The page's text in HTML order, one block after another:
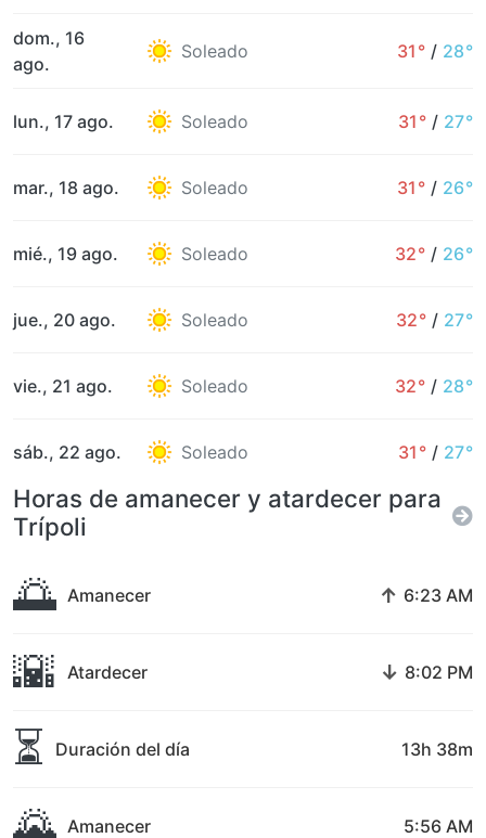
dom., 16
ago.
Soleado 31° / 28°
lun., 17 ago. Soleado 31° / 27°
mar., 18 ago. Soleado 31° / 26°
mié., 19 ago. Soleado 32° / 26°
jue., 20 ago. Soleado 32° / 27°
vie., 21 ago. Soleado 32° / 28°
sáb., 22 ago. Soleado 31° / 27°
Horas de amanecer y atardecer para
Trípoli
🌅 Amanecer ↑ 6:23 AM
🌇 Atardecer ↓ 8:02 PM
⏳ Duración del día 13h 38m
🌄 Amanecer 5:56 AM